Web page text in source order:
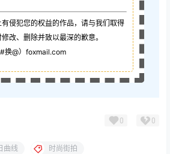
侵犯您的权益的作品，请与我们取得
改、删除并致以最深的歉意。
换@）foxmail.com
0 0
曲线 时尚街拍